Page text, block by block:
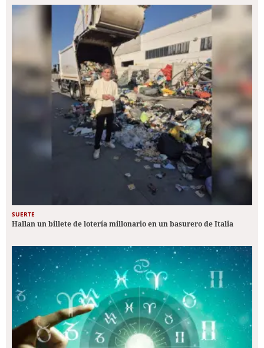
SUERTE
Hallan un billete de lotería millonario en un basurero de Italia